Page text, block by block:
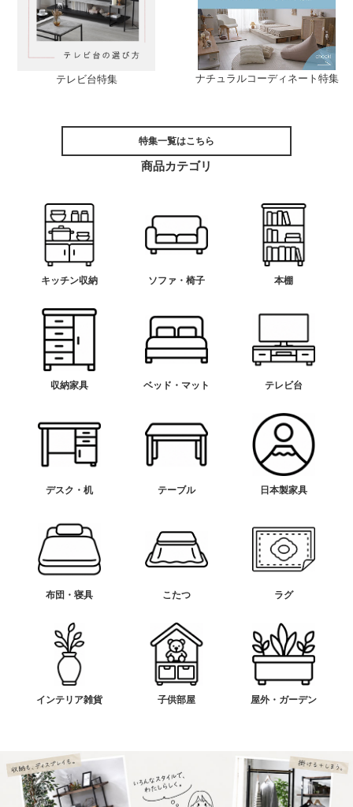
テレビ台特集 ナチュラルコーディネート特集
特集一覧はこちら
商品カテゴリ
キッチン収納 ソファ・椅子 本棚
収納家具 ベッド・マット テレビ台
デスク・机 テーブル 日本製家具
布団・寝具 こたつ ラグ
インテリア雑貨 子供部屋 屋外・ガーデン